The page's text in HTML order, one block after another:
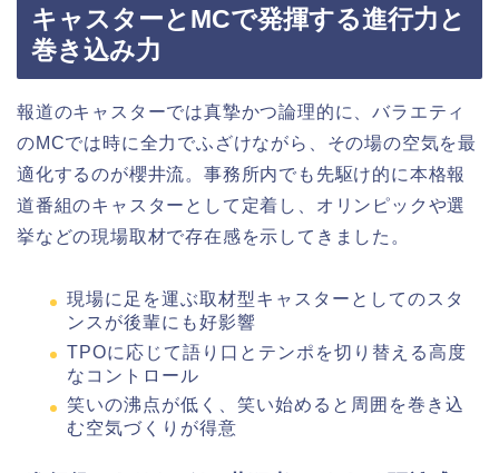
キャスターとMCで発揮する進行力と
巻き込み力
報道のキャスターでは真摯かつ論理的に、バラエティ
のMCでは時に全力でふざけながら、その場の空気を最
適化するのが櫻井流。事務所内でも先駆け的に本格報
道番組のキャスターとして定着し、オリンピックや選
挙などの現場取材で存在感を示してきました。
現場に足を運ぶ取材型キャスターとしてのスタ
ンスが後輩にも好影響
TPOに応じて語り口とテンポを切り替える高度
なコントロール
笑いの沸点が低く、笑い始めると周囲を巻き込
む空気づくりが得意